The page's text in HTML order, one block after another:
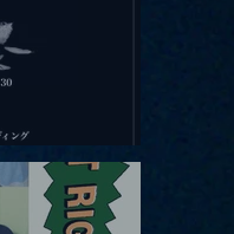
ン 「Ballad Box 2026」